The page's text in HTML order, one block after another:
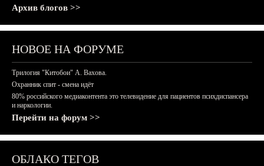
Архив блогов >>
НОВОЕ НА ФОРУМЕ
Трилогия "Китобои" А. Вахова.
Охранник спит - смена идёт
80% российского медиаконтента это телевидение для пациентов психдиспансера
и наркологии.
Перейти на форум >>
ОБЛАКО ТЕГОВ